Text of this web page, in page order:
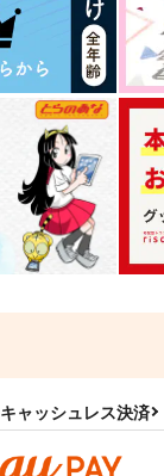
キャッシュレス決済